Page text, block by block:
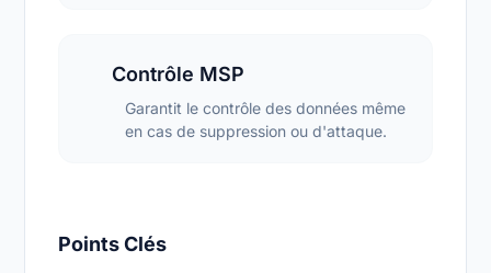
Contrôle MSP
Garantit le contrôle des données même
en cas de suppression ou d'attaque.
Points Clés